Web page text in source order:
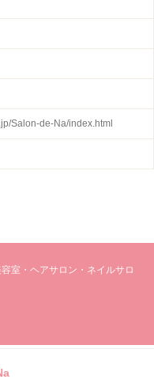
Salon-de-Na/index.html
室・ヘアサロン・ネイルサロ